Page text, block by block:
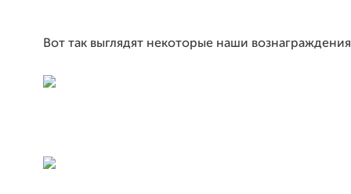
Вот так выглядят некоторые наши вознаграждения